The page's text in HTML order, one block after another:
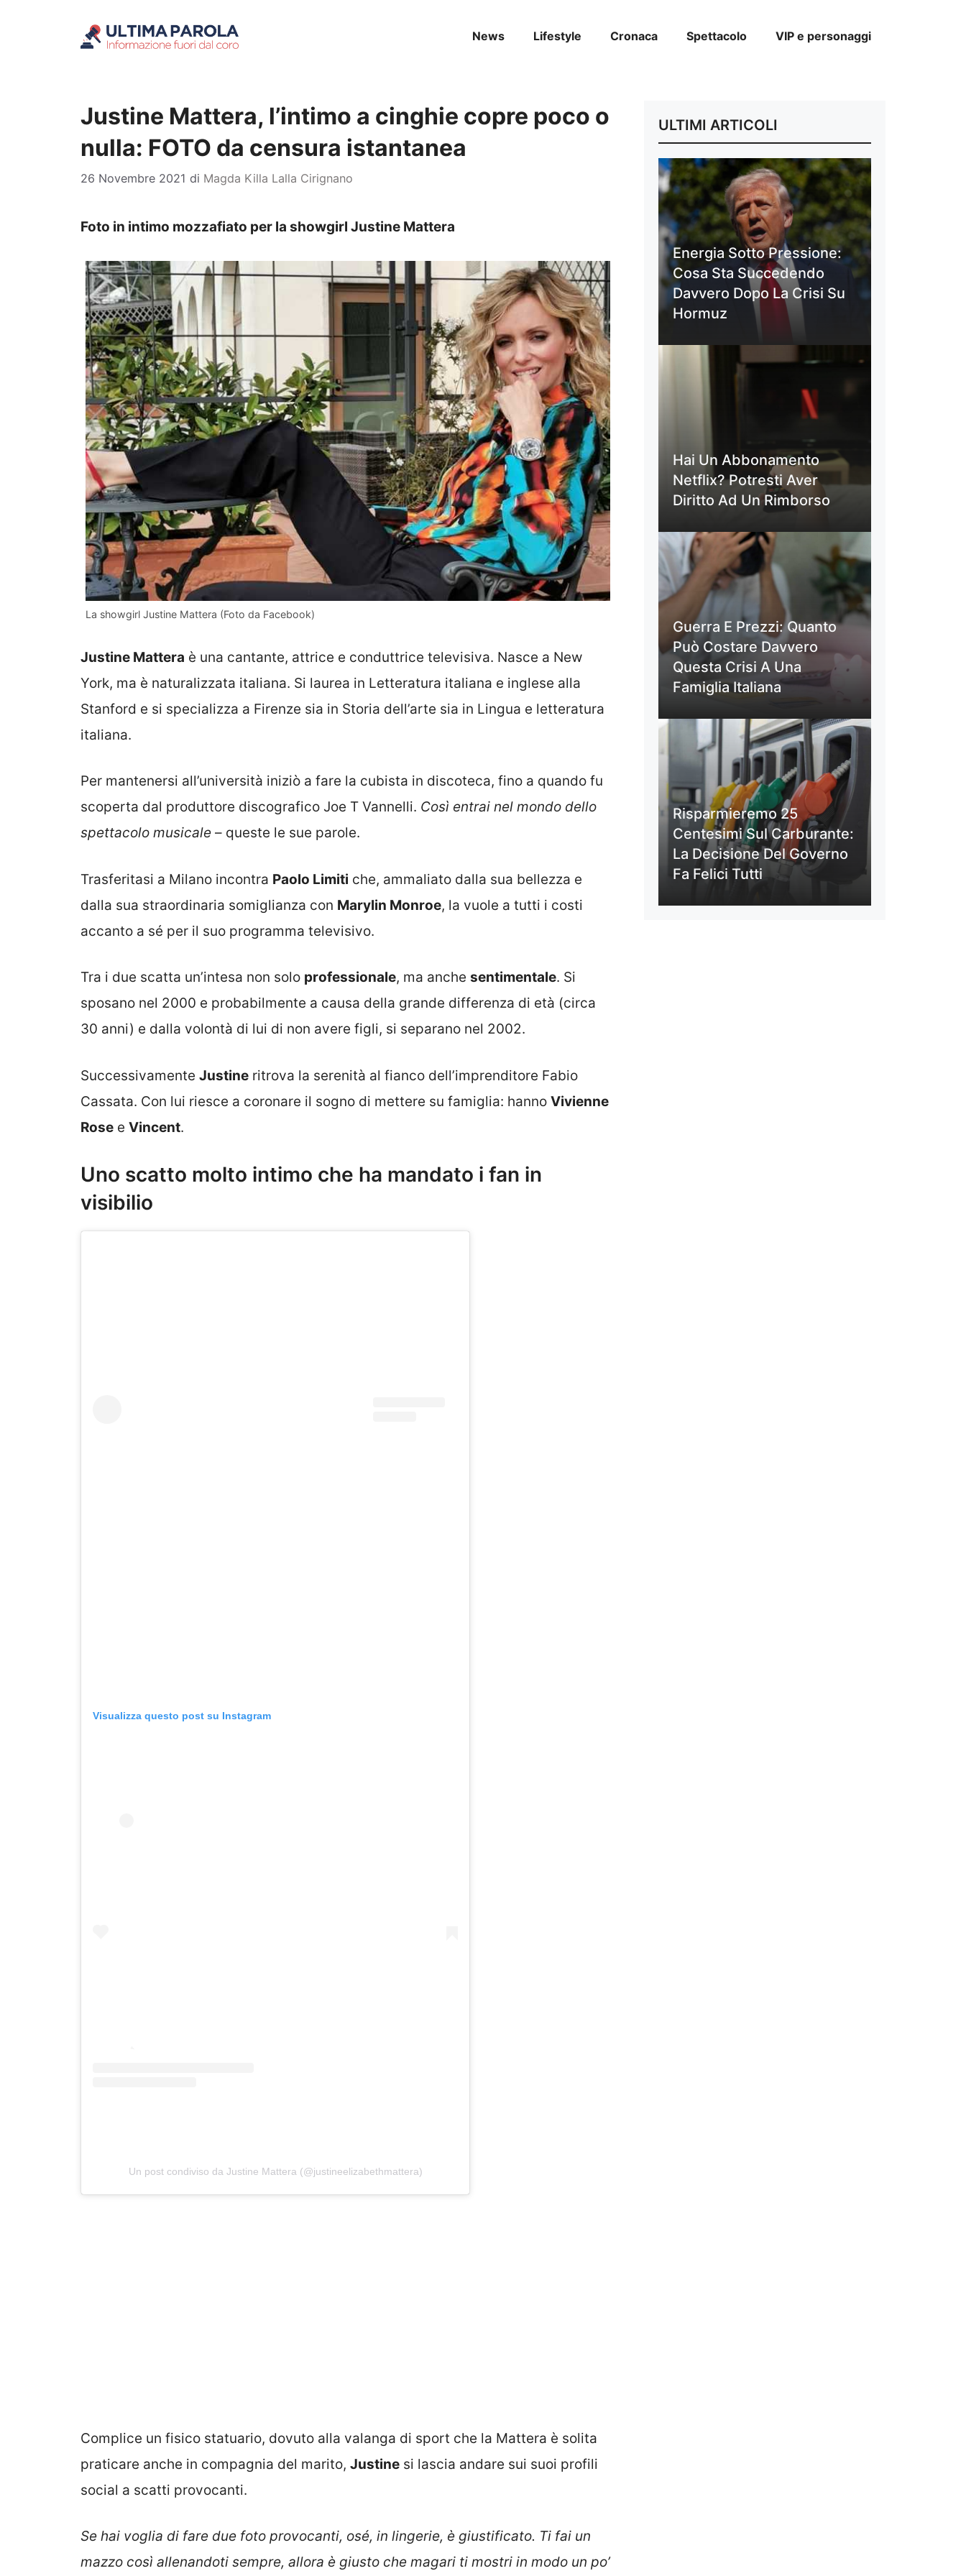
News Lifestyle Cronaca Spettacolo VIP e personaggi
Justine Mattera, l’intimo a cinghie copre poco o
nulla: FOTO da censura istantanea
26 Novembre 2021 di Magda Killa Lalla Cirignano
Foto in intimo mozzafiato per la showgirl Justine Mattera
La showgirl Justine Mattera (Foto da Facebook)
Justine Mattera è una cantante, attrice e conduttrice televisiva. Nasce a New
York, ma è naturalizzata italiana. Si laurea in Letteratura italiana e inglese alla
Stanford e si specializza a Firenze sia in Storia dell’arte sia in Lingua e letteratura
italiana.
Per mantenersi all’università iniziò a fare la cubista in discoteca, fino a quando fu
scoperta dal produttore discografico Joe T Vannelli. Così entrai nel mondo dello
spettacolo musicale – queste le sue parole.
Trasferitasi a Milano incontra Paolo Limiti che, ammaliato dalla sua bellezza e
dalla sua straordinaria somiglianza con Marylin Monroe, la vuole a tutti i costi
accanto a sé per il suo programma televisivo.
Tra i due scatta un’intesa non solo professionale, ma anche sentimentale. Si
sposano nel 2000 e probabilmente a causa della grande differenza di età (circa
30 anni) e dalla volontà di lui di non avere figli, si separano nel 2002.
Successivamente Justine ritrova la serenità al fianco dell’imprenditore Fabio
Cassata. Con lui riesce a coronare il sogno di mettere su famiglia: hanno Vivienne
Rose e Vincent.
Uno scatto molto intimo che ha mandato i fan in
visibilio
Visualizza questo post su Instagram
Un post condiviso da Justine Mattera (@justineelizabethmattera)
Complice un fisico statuario, dovuto alla valanga di sport che la Mattera è solita
praticare anche in compagnia del marito, Justine si lascia andare sui suoi profili
social a scatti provocanti.
Se hai voglia di fare due foto provocanti, osé, in lingerie, è giustificato. Ti fai un
mazzo così allenandoti sempre, allora è giusto che magari ti mostri in modo un po’
ULTIMI ARTICOLI
Energia Sotto Pressione:
Cosa Sta Succedendo
Davvero Dopo La Crisi Su
Hormuz
Hai Un Abbonamento
Netflix? Potresti Aver
Diritto Ad Un Rimborso
Guerra E Prezzi: Quanto
Può Costare Davvero
Questa Crisi A Una
Famiglia Italiana
Risparmieremo 25
Centesimi Sul Carburante:
La Decisione Del Governo
Fa Felici Tutti